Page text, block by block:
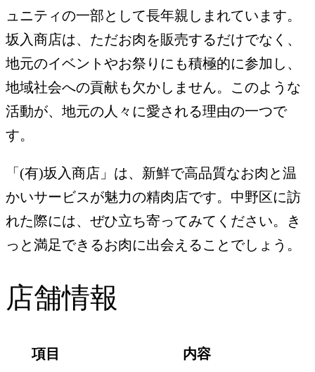
ュニティの一部として長年親しまれています。
坂入商店は、ただお肉を販売するだけでなく、
地元のイベントやお祭りにも積極的に参加し、
地域社会への貢献も欠かしません。このような
活動が、地元の人々に愛される理由の一つで
す。
「(有)坂入商店」は、新鮮で高品質なお肉と温
かいサービスが魅力の精肉店です。中野区に訪
れた際には、ぜひ立ち寄ってみてください。き
っと満足できるお肉に出会えることでしょう。
店舗情報
項目
内容